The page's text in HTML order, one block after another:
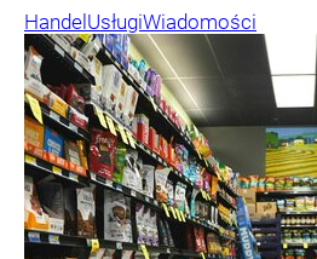
Handel UsługiWiadomości